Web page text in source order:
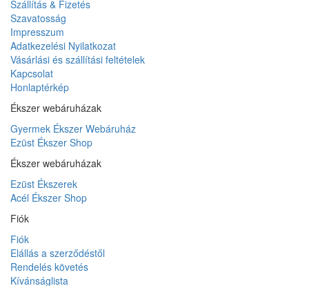
Szállítás & Fizetés
Szavatosság
Impresszum
Adatkezelési Nyilatkozat
Vásárlási és szállítási feltételek
Kapcsolat
Honlaptérkép
Ékszer webáruházak
Gyermek Ékszer Webáruház
Ezüst Ékszer Shop
Ékszer webáruházak
Ezüst Ékszerek
Acél Ékszer Shop
Fiók
Fiók
Elállás a szerződéstől
Rendelés követés
Kívánságlista